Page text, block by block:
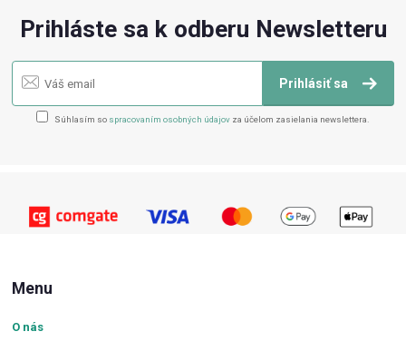
Prihláste sa k odberu Newsletteru
Prihlásiť sa
Súhlasím so spracovaním osobných údajov za účelom zasielania newslettera.
Menu
O nás